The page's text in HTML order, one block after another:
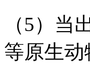
（5）
等原生